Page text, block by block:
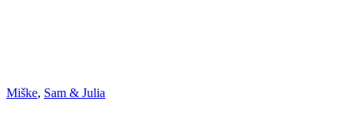
Miške, Sam & Julia